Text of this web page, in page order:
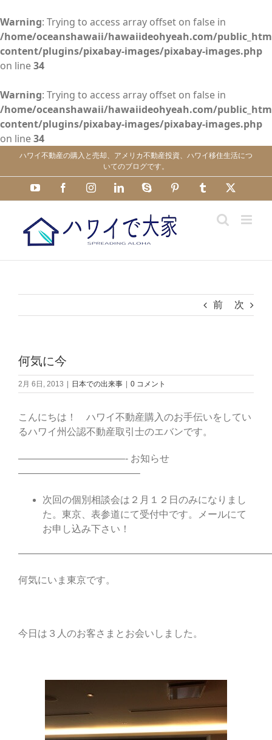
Warning: Trying to access array offset on false in
/home/oceanshawaii/hawaiideohyeah.com/
content/plugins/pixabay-images/pixabay-images.php
on line34
Warning: Trying to access array offset on false in
/home/oceanshawaii/hawaiideohyeah.com/
content/plugins/pixabay-images/pixabay-images.php
on line34
content
ハワイ不動産の購入と売却、アメリカ不動産投資、ハワイ移住生活につ
いてのブログです。
YouTube FacebookInstagramLinkedInSkype Pinterest Tumblr
前 次
何気に今
2月 6日, 2013 日本での出来事 0 コメント
こんにちは！ ハワイ不動産購入のお手伝いをしてい
るハワイ州公認不動産取引士のエバンです。
———————————- お知らせ
————————————–
次回の個別相談会は２月１２日のみになりまし
た。東京、表参道にて受付中です。メールにて
お申し込み下さい！
何気にいま東京です。
今日は３人のお客さまとお会いしました。